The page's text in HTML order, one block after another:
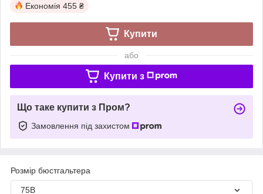
Економія 455 ₴
Купити
або
Купити з
Що таке купити з Пром?
Замовлення під захистом
Розмір бюстгальтера
75B